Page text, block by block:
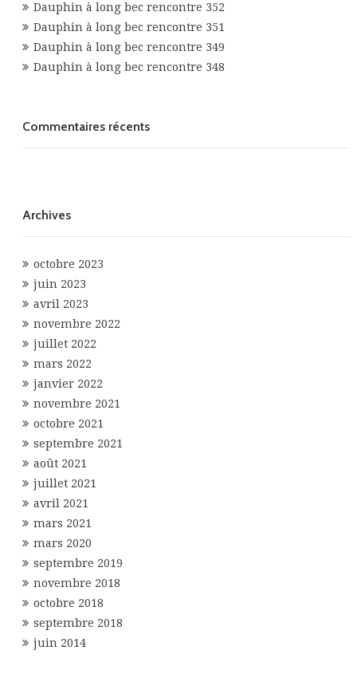
Dauphin à long bec rencontre 352
Dauphin à long bec rencontre 351
Dauphin à long bec rencontre 349
Dauphin à long bec rencontre 348
Commentaires récents
Archives
octobre 2023
juin 2023
avril 2023
novembre 2022
juillet 2022
mars 2022
janvier 2022
novembre 2021
octobre 2021
septembre 2021
août 2021
juillet 2021
avril 2021
mars 2021
mars 2020
septembre 2019
novembre 2018
octobre 2018
septembre 2018
juin 2014